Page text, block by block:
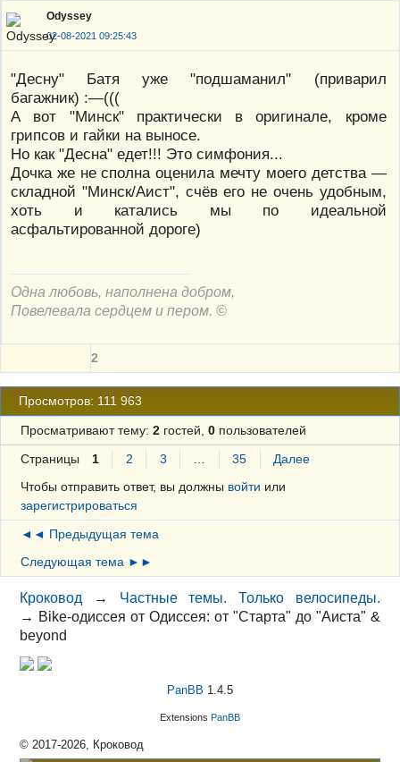
Odyssey
02-08-2021 09:25:43
"Десну" Батя уже "подшаманил" (приварил
багажник) :—(((
А вот "Минск" практически в оригинале, кроме
грипсов и гайки на выносе.
Но как "Десна" едет!!! Это симфония...
Дочка же не сполна оценила мечту моего детства —
складной "Минск/Аист", счёв его не очень удобным,
хоть и катались мы по идеальной
асфальтированной дороге)
Одна любовь, наполнена добром,
Повелевала сердцем и пером. ©
2
Просмотров: 111 963
Просматривают тему: 2гостей, 0пользователей
Страницы 1 2 3 35
Далее
Чтобы отправить ответ, вы должны войти или
зарегистрироваться
◄◄ Предыдущая тема
Следующая тема ►►
Кроковод → Частные темы. Только велосипеды.
→ Bike-oдиссея от Одиссея: от "Старта" до "Аиста" &
beyond
PanBB 1.4.5
Extensions PanBB
© 2017-2026, Кроковод